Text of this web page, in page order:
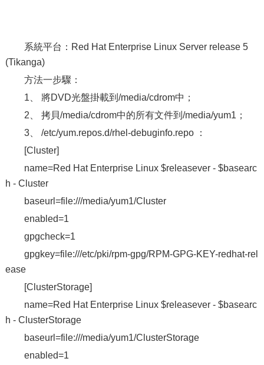
系統平台：Red Hat Enterprise Linux Server release 5
(Tikanga)
方法一步驟：
1、 將DVD光盤掛載到/media/cdrom中；
2、 拷貝/media/cdrom中的所有文件到/media/yum1；
3、 /etc/yum.repos.d/rhel-debuginfo.repo ：
[Cluster]
name=Red Hat Enterprise Linux $releasever - $basearc
h - Cluster
baseurl=file:///media/yum1/Cluster
enabled=1
gpgcheck=1
gpgkey=file:///etc/pki/rpm-gpg/RPM-GPG-KEY-redhat-rel
ease
[ClusterStorage]
name=Red Hat Enterprise Linux $releasever - $basearc
h - ClusterStorage
baseurl=file:///media/yum1/ClusterStorage
enabled=1